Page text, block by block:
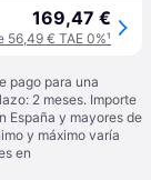
169,47 €
56,49 € TAE 0%¹
pago para una
2 meses. Importe
España y mayores de
y máximo varía
en